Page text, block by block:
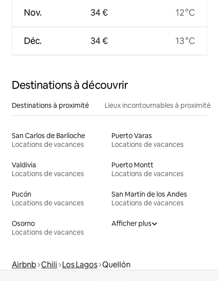
Nov.
Déc.
34 €
34 €
12 °C
13 °C
Destinations à découvrir
Destinations à proximité Lieux incontournables à proximité
San Carlos de Bariloche
Locations de vacances
Puerto Varas
Locations de vacances
Valdivia
Locations de vacances
Puerto Montt
Locations de vacances
Pucón
Locations de vacances
San Martín de los Andes
Locations de vacances
Osorno
Locations de vacances
Afficher plus
Airbnb Chili Los Lagos Quellón